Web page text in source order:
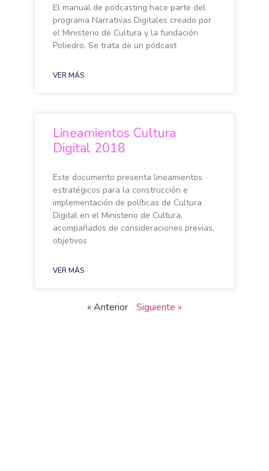
El manual de podcasting hace parte del
programa Narrativas Digitales creado por
el Ministerio de Cultura y la fundación
Poliedro. Se trata de un pódcast
VER MÁS
Lineamientos Cultura
Digital 2018
Este documento presenta lineamientos
estratégicos para la construcción e
implementación de políticas de Cultura
Digital en el Ministerio de Cultura,
acompañados de consideraciones previas,
objetivos
VER MÁS
« Anterior Siguiente »